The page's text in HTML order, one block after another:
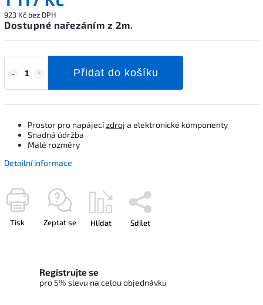
923 Kč bez DPH
Dostupné nařezáním z 2m.
Přidat do košíku
Prostor pro napájecízdroj a elektronické komponenty
Snadná údržba
Malé rozměry
Detailní informace
Tisk Zeptat se Hlídat Sdílet
Registrujte se
pro 5% slevu na celou objednávku